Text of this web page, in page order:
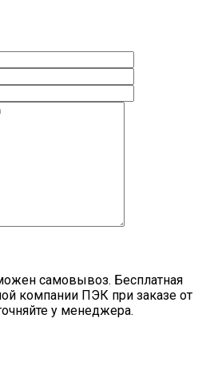
самовывоз. Бесплатная
компании ПЭК при заказе от
у менеджера.